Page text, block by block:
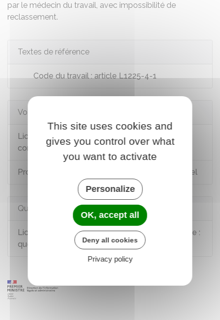
par le médecin du travail, avec impossibilité de
reclassement.
Textes de référence
Code du travail : article L1225-4-1
Voir aussi
Licenciement d'une salariée enceinte ou en
congé de maternité
Procédure de licenciement pour motif personnel
Questions ? Réponses !
Licenciement pour faute simple, grave ou lourde :
quelles conséquences pour le salarié ?
This site uses cookies and
gives you control over what
you want to activate
Personalize
OK, accept all
Deny all cookies
Privacy policy